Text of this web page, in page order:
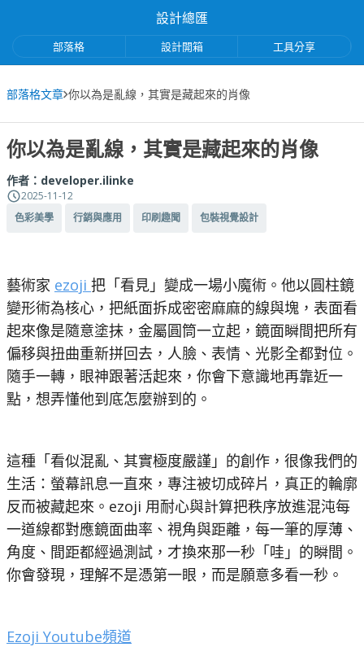
設計總匯
部落格 設計開箱 工具分享
部落格文章 你以為是亂線，其實是藏起來的肖像
你以為是亂線，其實是藏起來的肖像
作者： developer.ilinke
2025-11-12
色彩美學 行銷與應用 印刷趣聞 包裝視覺設計
藝術家 ezoji 把「看見」變成一場小魔術。他以圓柱鏡
變形術為核心，把紙面拆成密密麻麻的線與塊，表面看
起來像是隨意塗抹，金屬圓筒一立起，鏡面瞬間把所有
偏移與扭曲重新拼回去，人臉、表情、光影全都對位。
隨手一轉，眼神跟著活起來，你會下意識地再靠近一
點，想弄懂他到底怎麼辦到的。
這種「看似混亂、其實極度嚴謹」的創作，很像我們的
生活：螢幕訊息一直來，專注被切成碎片，真正的輪廓
反而被藏起來。ezoji 用耐心與計算把秩序放進混沌每
一道線都對應鏡面曲率、視角與距離，每一筆的厚薄、
角度、間距都經過測試，才換來那一秒「哇」的瞬間。
你會發現，理解不是憑第一眼，而是願意多看一秒。
Ezoji Youtube頻道